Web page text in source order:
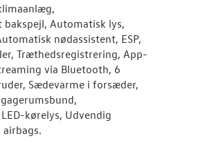
Automatisk lys,
nødassistent, ESP,
Træthedsregistrering, App-
via Bluetooth, 6
Sædevarme i forsæder,
kørelys, Udvendig